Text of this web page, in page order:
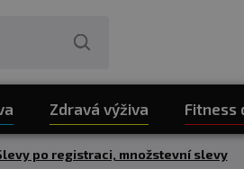
Zdravá výživa Fitness
po registraci, množstevní slevy